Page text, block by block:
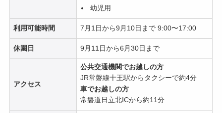
幼児用
利用可能時間 7月1日から9月10日まで 9:00〜17:00
休園日 9月11日から6月30日まで
アクセス
公共交通機関でお越しの方
JR常磐線十王駅からタクシーで約4分
車でお越しの方
常磐道日立北ICから約11分